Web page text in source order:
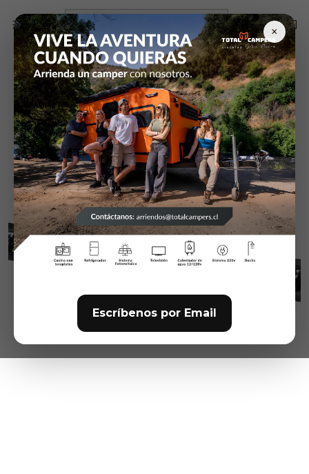
×
Escríbenos por Email
Inicio Exterior Camper RV camioneta
Hella
Hella BLACK MAGIC "TOUGH" BARRA 32" - Slim Curved
Lightbar